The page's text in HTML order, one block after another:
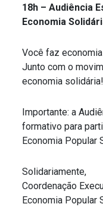
18h – Audiência
Economia
Você faz
Junto com o
economia solidária!
Importante: a
formativo para
Economia Popular
Solidariamente,
Coordenação
Economia Popular